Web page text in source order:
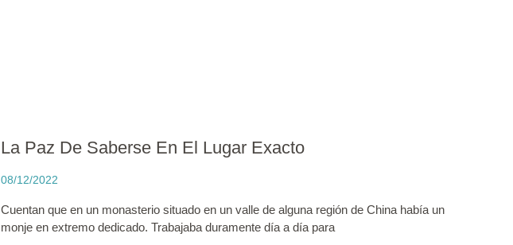
La Paz De Saberse En El Lugar Exacto
08/12/2022
Cuentan que en un monasterio situado en un valle de alguna región de China había un
monje en extremo dedicado. Trabajaba duramente día a día para